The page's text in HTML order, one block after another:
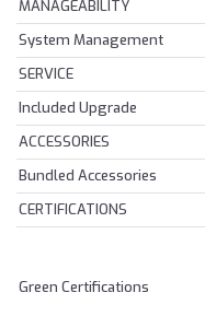
MANAGEABILITY
System Management
SERVICE
Included Upgrade
ACCESSORIES
Bundled Accessories
CERTIFICATIONS
Green Certifications